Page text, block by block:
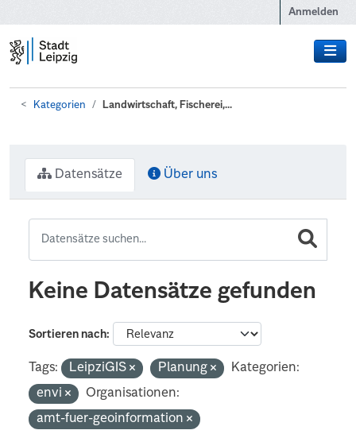
Anmelden
Kategorien Landwirtschaft, Fischerei,...
Datensätze Über uns
Keine Datensätze gefunden
Sortieren nach
Tags: LeipziGIS Planung
Kategorien:
envi
Organisationen:
amt-fuer-geoinformation